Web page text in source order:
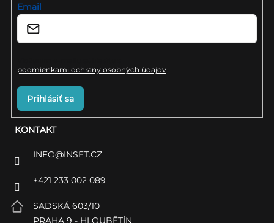
KONTAKT
INFO@INSET.CZ
+421 233 002 089
SADSKÁ 603/10
Email
podmienkami ochrany osobných údajov
Prihlásiť sa